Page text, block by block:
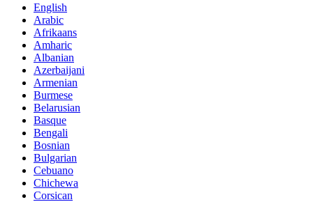
English
Arabic
Afrikaans
Amharic
Albanian
Azerbaijani
Armenian
Burmese
Belarusian
Basque
Bengali
Bosnian
Bulgarian
Cebuano
Chichewa
Corsican